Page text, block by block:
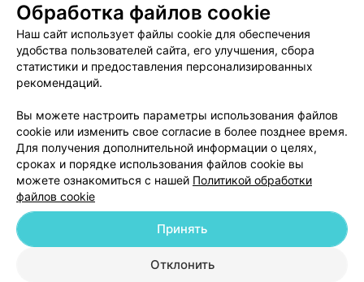
Пользовательское соглашение
Способы оплаты
Вакансии
Партнеры
Написать руководителю 103.by
Персональные настройки cookie
Обработка персональных данных
© 2026 ООО «Артокс Лаб», УНП 191700409| 220012, Республика Беларусь,
г. Минск, улица Толбухина, 2, пом. 16 | help@103.by
Обработка файлов cookie
Наш сайт использует файлы cookie для обеспечения
удобства пользователей сайта, его улучшения, сбора
статистики и предоставления персонализированных
рекомендаций.
Вы можете настроить параметры использования файлов
cookie или изменить свое согласие в более позднее время.
Для получения дополнительной информации о целях,
сроках и порядке использования файлов cookie вы
можете ознакомиться с нашей Политикой обработки
файлов cookie
Отклонить
Принять